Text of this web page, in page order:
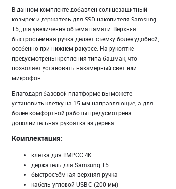
В данном комплекте добавлен солнцезащитный
козырек и держатель для SSD накопителя Samsung
T5, для увеличения объёма памяти. Верхняя
быстросъёмная ручка делает съёмку более удобной,
особенно при нижнем ракурсе. На рукоятке
предусмотрены крепления типа башмак, что
позволяет установить накамерный свет или
микрофон.
Благодаря базовой платформе вы можете
установить клетку на 15 мм направляющие, а для
более комфортной работы предусмотрена
дополнительная рукоятка из дерева.
Комплектация:
клетка для BMPCC 4K
держатель для Samsung T5
быстросъёмная верхняя ручка
кабель угловой USB-C (200 мм)